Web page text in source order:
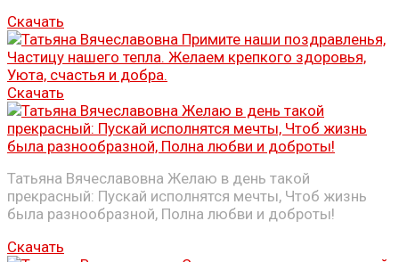
Скачать
Скачать
Татьяна Вячеславовна Желаю в день такой
прекрасный: Пускай исполнятся мечты, Чтоб жизнь
была разнообразной, Полна любви и доброты!
Скачать